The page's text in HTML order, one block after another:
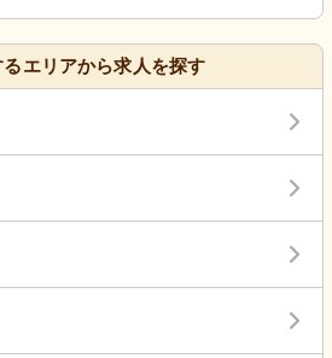
るエリアから求人を探す